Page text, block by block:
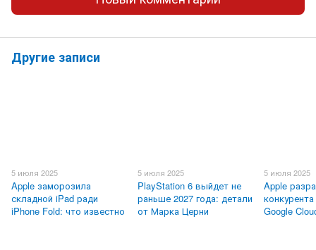
Другие записи
5 июля 2025
Apple заморозила
складной iPad ради
iPhone Fold: что известно
5 июля 2025
PlayStation 6 выйдет не
раньше 2027 года: детали
от Марка Церни
5 июля 2025
Apple
Google